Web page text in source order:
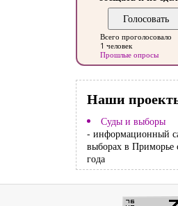
Всего проголосовало
1 человек
Прошлые опросы
Наши
Суды и выборы
- информационный
выборах в Приморье
года